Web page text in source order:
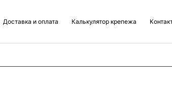
Доставка и оплата Калькулятор крепежа